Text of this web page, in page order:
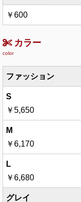
￥600
カラー
color
ファッション
￥5,650
￥6,170
￥6,680
グレイ